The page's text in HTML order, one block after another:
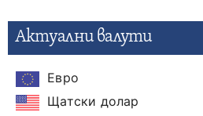
Актуални валути
Евро
Щатски долар